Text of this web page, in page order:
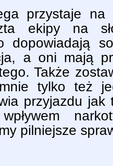
przystaje
ekipy na
dopowiadają
a oni mają
Także
tylko też
przyjazdu
pilniejsze